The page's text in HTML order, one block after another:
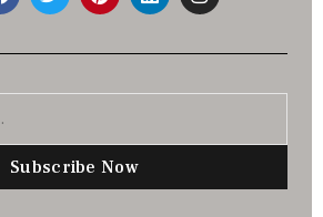
Subscribe Now